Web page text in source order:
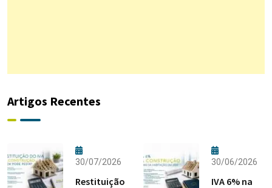
Artigos Recentes
30/07/2026
Restituição
30/06/2026
IVA 6% na